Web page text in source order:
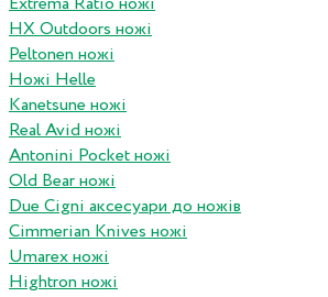
HX Outdoors ножі
Peltonen ножі
Ножі Helle
Kanetsune ножі
Real Avid ножі
Antonini Pocket ножі
Old Bear ножі
Due Cigni аксесуари до ножів
Cimmerian Knives ножі
Umarex ножі
Hightron ножі